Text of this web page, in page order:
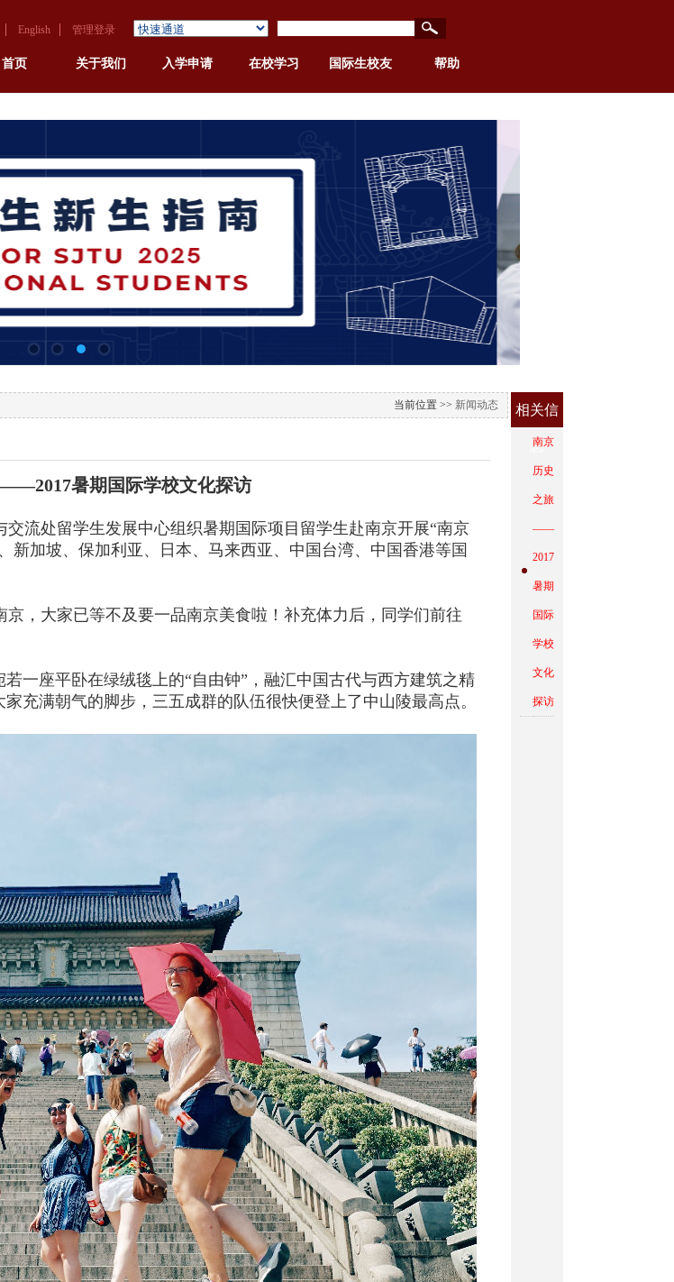
English 管理登录
首页 关于我们 入学申请 在校学习 国际生校友 帮助
当前位置 >> 新闻动态
暑期国际学校文化探访
流处留学生发展中心组织暑期国际项目留学生赴南京开展“南京
新加坡、保加利亚、日本、马来西亚、中国台湾、中国香港等国
，大家已等不及要一品南京美食啦！补充体力后，同学们前往
一座平卧在绿绒毯上的“自由钟”，融汇中国古代与西方建筑之精
充满朝气的脚步，三五成群的队伍很快便登上了中山陵最高点。
相关信
息
南京
历史
之旅
——
2017
暑期
国际
学校
文化
探访